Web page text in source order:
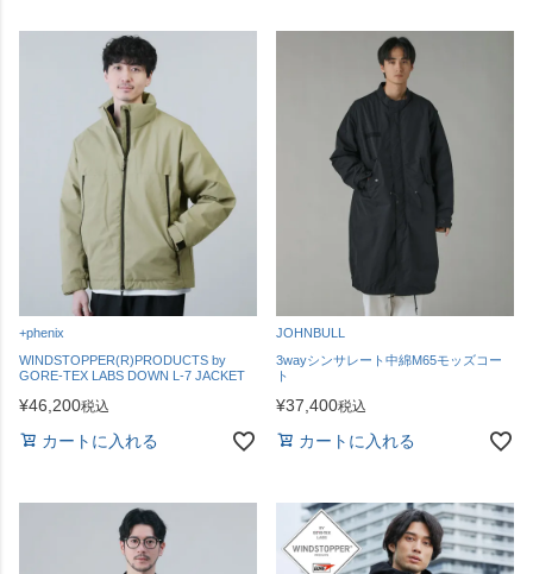
+phenix
WINDSTOPPER(R)PRODUCTS by
GORE-TEX LABS DOWN L-7 JACKET
¥46,200税込
カートに入れる
JOHNBULL
3wayシンサレート中綿M65モッズコー
ト
¥37,400税込
カートに入れる